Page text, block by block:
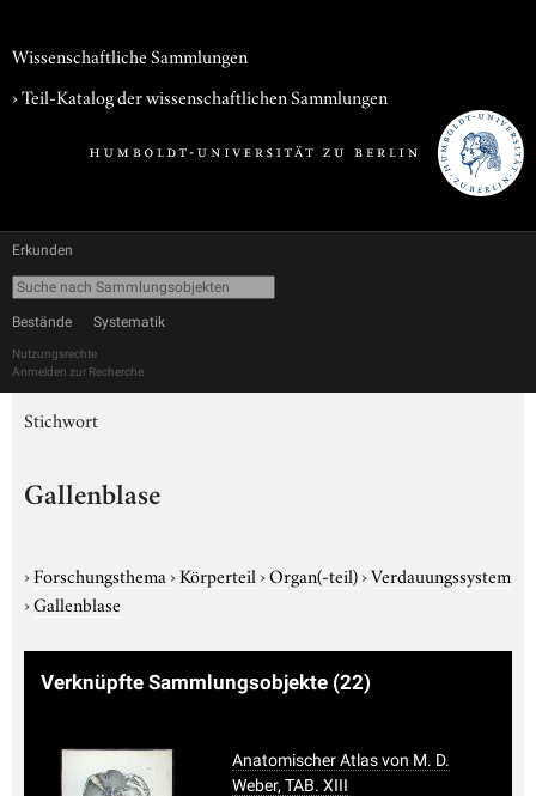
Wissenschaftliche Sammlungen
› Teil-Katalog der wissenschaftlichen Sammlungen
Erkunden
Bestände Systematik
Nutzungsrechte
Anmelden zur Recherche
Stichwort
Gallenblase
›Forschungsthema›Körperteil›Organ(-teil)›Verdauungssystem
›Gallenblase
Verknüpfte Sammlungsobjekte (22)
Anatomischer Atlas von M. D.
Weber, TAB. XIII